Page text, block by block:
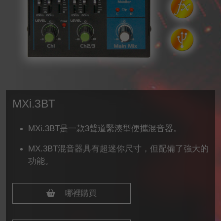
MXi.3BT
MXi.3BT是一款3聲道緊湊型便攜混音器。
MX.3BT混音器具有超迷你尺寸，但配備了強大的
功能。
哪裡購買